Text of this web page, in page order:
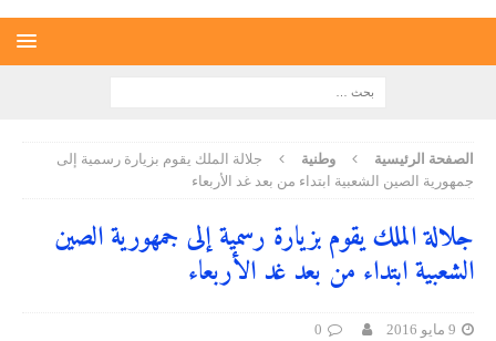
الصفحة الرئيسية وطنية
جلالة الملك يقوم بزيارة رسمية إلى
جمهورية الصين الشعبية ابتداء من بعد غد الأربعاء
جلالة الملك يقوم بزيارة رسمية إلى جمهورية الصين
الشعبية ابتداء من بعد غد الأربعاء
9 مايو 2016 0